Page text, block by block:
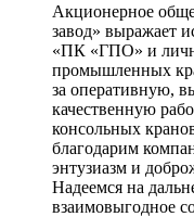
Акционерное
завод» выражает
«ПК «ГПО» и
промышленных
за оперативную,
качественную
консольных
благодарим
энтузиазм и
Надеемся на
взаимовыгодное